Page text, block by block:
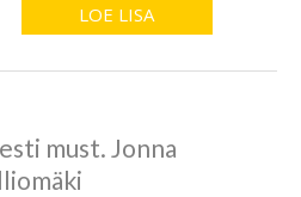
LOE LISA
must. Jonna